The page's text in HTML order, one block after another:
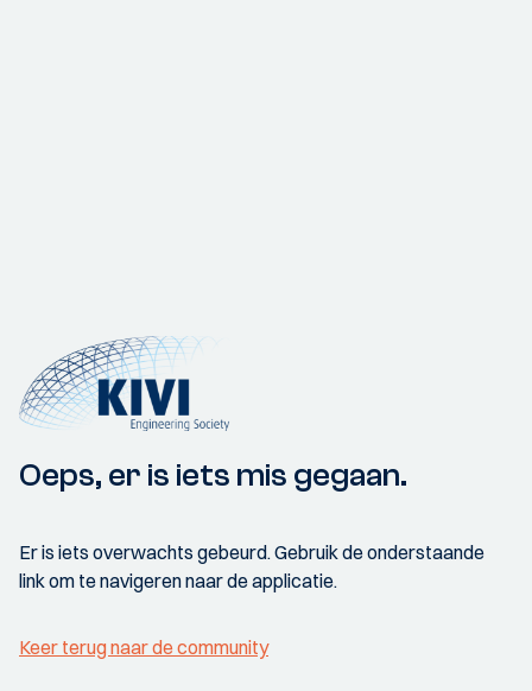
Oeps, er is iets mis gegaan.
Er is iets overwachts gebeurd. Gebruik de onderstaande
link om te navigeren naar de applicatie.
Keer terug naar de community